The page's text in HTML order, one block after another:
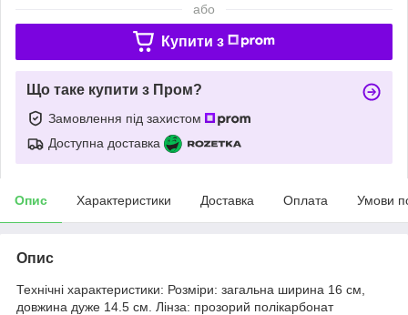
або
Купити з
Що таке купити з Пром?
Замовлення під захистом
Доступна доставка
Опис Характеристики Доставка Оплата Умови
Опис
Технічні характеристики: Розміри: загальна ширина 16 см,
довжина дуже 14.5 см. Лінза: прозорий полікарбонат